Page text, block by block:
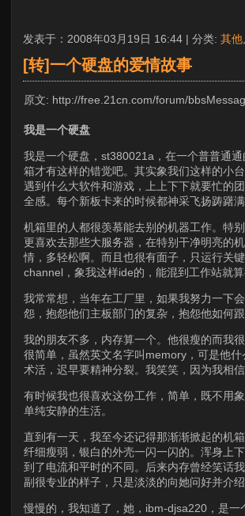
发表于：2008年03月19日 16:44 | 分类: 其他
[转]一个硬盘的爱情故事
原文: http://free.21cn.com/forum/
我是一个硬盘
我是一个硬盘，st380021a，在一个普普通
箱才有这样的错觉吧。其实象我们这样的小
遇到什么大软件和游戏，上上下下就要忙的
全感。每个新板卡来的时候都神采飞扬踌躇
机箱里的人都很羡慕能去别的机器工作。特
更喜欢去那些大服务器，在特别干净明亮的
情，多轻松啊。而且也很有面子，只运行关
channel，象我这样ide的，能混到工作站就算
我常常想，当年在工厂里，如果我努力一下
怨，抱怨他们主板部门的复杂，抱怨他如何
我的朋友不多，内存算一个。他很瘦的而我
很简单，虽然英文名字叫memory，可是他
术活，迟早要精神分裂。我笑笑，因为我相信
有时候我也很喜欢这份工作，简单，既不用
单纯安静的生活。
直到有一天，我至今还记得那渐渐掀起的机
纤细瘦弱，银白的外壳一闪一闪的。浑身上
到了电流和平时的不同。后来内存曾经笑话
副很专业的样子，只是淡淡的向她问好并介绍
慢慢的，我知道了，她，ibm-djsa220，是